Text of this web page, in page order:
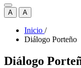
A A
Inicio /
Diálogo Porteño
Diálogo